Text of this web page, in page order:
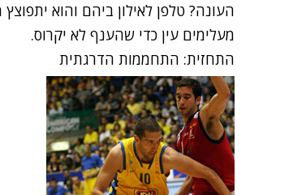
העונה? טלפן לאילון ביהם והוא
מעלימים עין כדי שהענף לא יקרוס.
התחזית: התחממות הדרגתית